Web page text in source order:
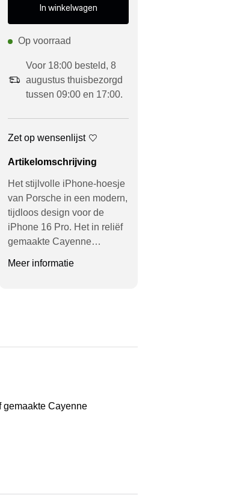
In winkelwagen
Op voorraad
Voor 18:00 besteld, 8
augustus thuisbezorgd
tussen 09:00 en 17:00.
Zet op wensenlijst
Artikelomschrijving
Het stijlvolle iPhone-hoesje
van Porsche in een modern,
tijdloos design voor de
iPhone 16 Pro. Het in reliëf
gemaakte Cayenne…
Meer informatie
gemaakte Cayenne